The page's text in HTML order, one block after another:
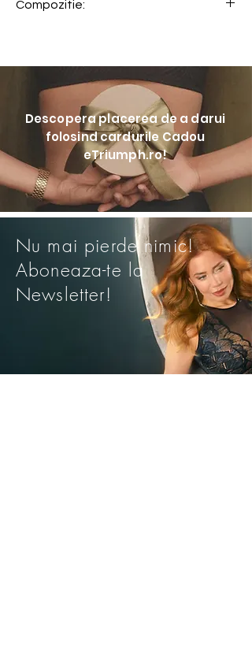
Compozitie:
Descopera placerea de a darui
folosind cardurile Cadou
eTriumph.ro!
Nu mai pierde nimic!
Aboneaza-te la
Newsletter!